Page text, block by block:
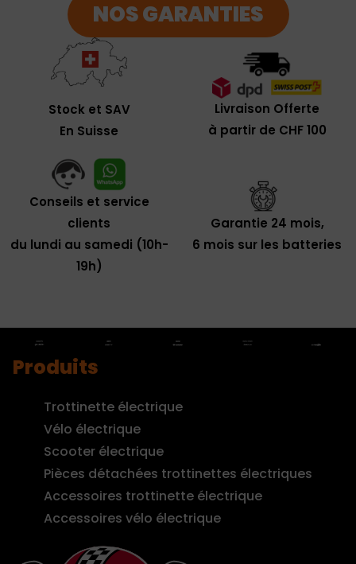
NOS GARANTIES
Stock et SAV
En Suisse
Livraison Offerte
à partir de CHF 100
Conseils et service
clients
du lundi au samedi (10h-
19h)
Garantie 24 mois,
6 mois sur les batteries
Produits
Trottinette électrique
Vélo électrique
Scooter électrique
Pièces détachées trottinettes électriques
Accessoires trottinette électrique
Accessoires vélo électrique